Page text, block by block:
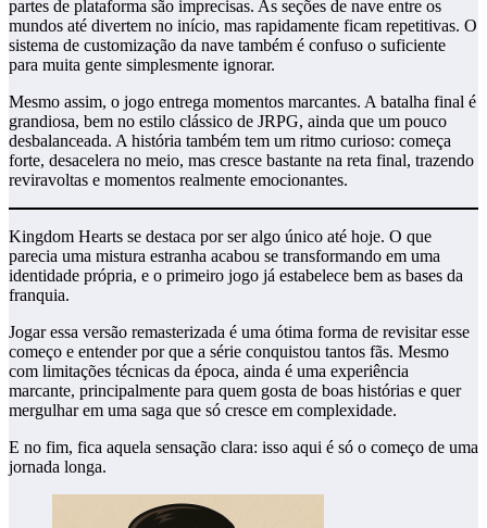
partes de plataforma são imprecisas. As seções de nave entre os
mundos até divertem no início, mas rapidamente ficam repetitivas. O
sistema de customização da nave também é confuso o suficiente
para muita gente simplesmente ignorar.
Mesmo assim, o jogo entrega momentos marcantes. A batalha final é
grandiosa, bem no estilo clássico de JRPG, ainda que um pouco
desbalanceada. A história também tem um ritmo curioso: começa
forte, desacelera no meio, mas cresce bastante na reta final, trazendo
reviravoltas e momentos realmente emocionantes.
Kingdom Hearts se destaca por ser algo único até hoje. O que
parecia uma mistura estranha acabou se transformando em uma
identidade própria, e o primeiro jogo já estabelece bem as bases da
franquia.
Jogar essa versão remasterizada é uma ótima forma de revisitar esse
começo e entender por que a série conquistou tantos fãs. Mesmo
com limitações técnicas da época, ainda é uma experiência
marcante, principalmente para quem gosta de boas histórias e quer
mergulhar em uma saga que só cresce em complexidade.
E no fim, fica aquela sensação clara: isso aqui é só o começo de uma
jornada longa.